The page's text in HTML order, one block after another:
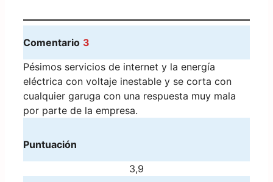
Comentario 3
Pésimos servicios de internet y la energía
eléctrica con voltaje inestable y se corta con
cualquier garuga con una respuesta muy mala
por parte de la empresa.
Puntuación
3,9